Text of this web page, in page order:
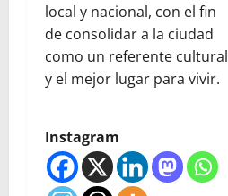
local y nacional, con el fin
de consolidar a la ciudad
como un referente cultural
y el mejor lugar para vivir.
Instagram